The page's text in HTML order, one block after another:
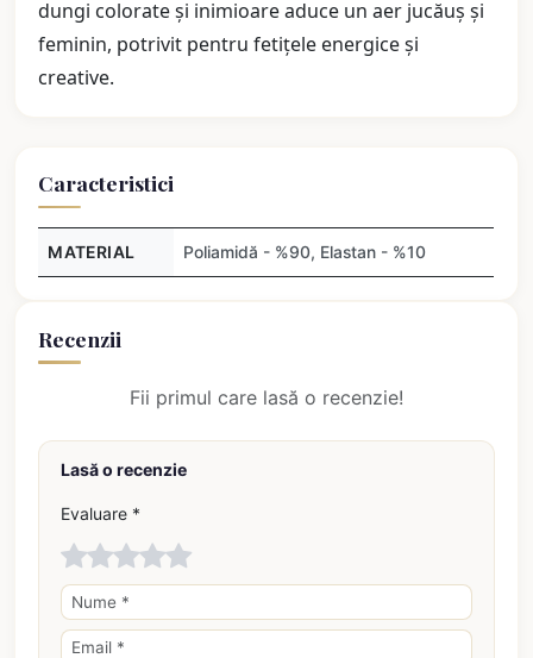
dungi colorate și inimioare aduce un aer jucăuș și
feminin, potrivit pentru fetițele energice și
creative.
Caracteristici
MATERIAL Poliamidă - %90, Elastan - %10
Recenzii
Fii primul care lasă o recenzie!
Lasă o recenzie
Evaluare *